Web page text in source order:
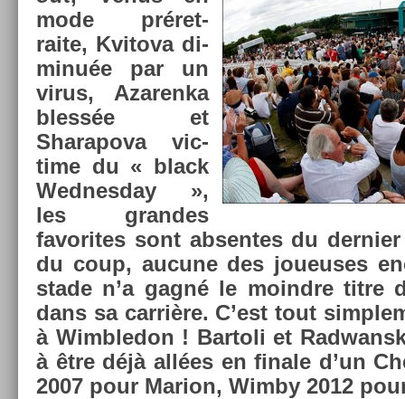
mode préret­
raite, Kvitova di­
minuée par un
virus, Azaren­ka
blessée et
Sharapova vic­
time du « black
Wed­nesday »,
les gran­des
favorites sont ab­sen­tes du
du coup, aucune des joueuses
stade n’a gagné le moindre titre
dans sa carrière. C’est tout
à Wimbledon ! Bar­toli et
à être déjà allées en fin­ale d’un
2007 pour Mar­ion, Wimby 2012